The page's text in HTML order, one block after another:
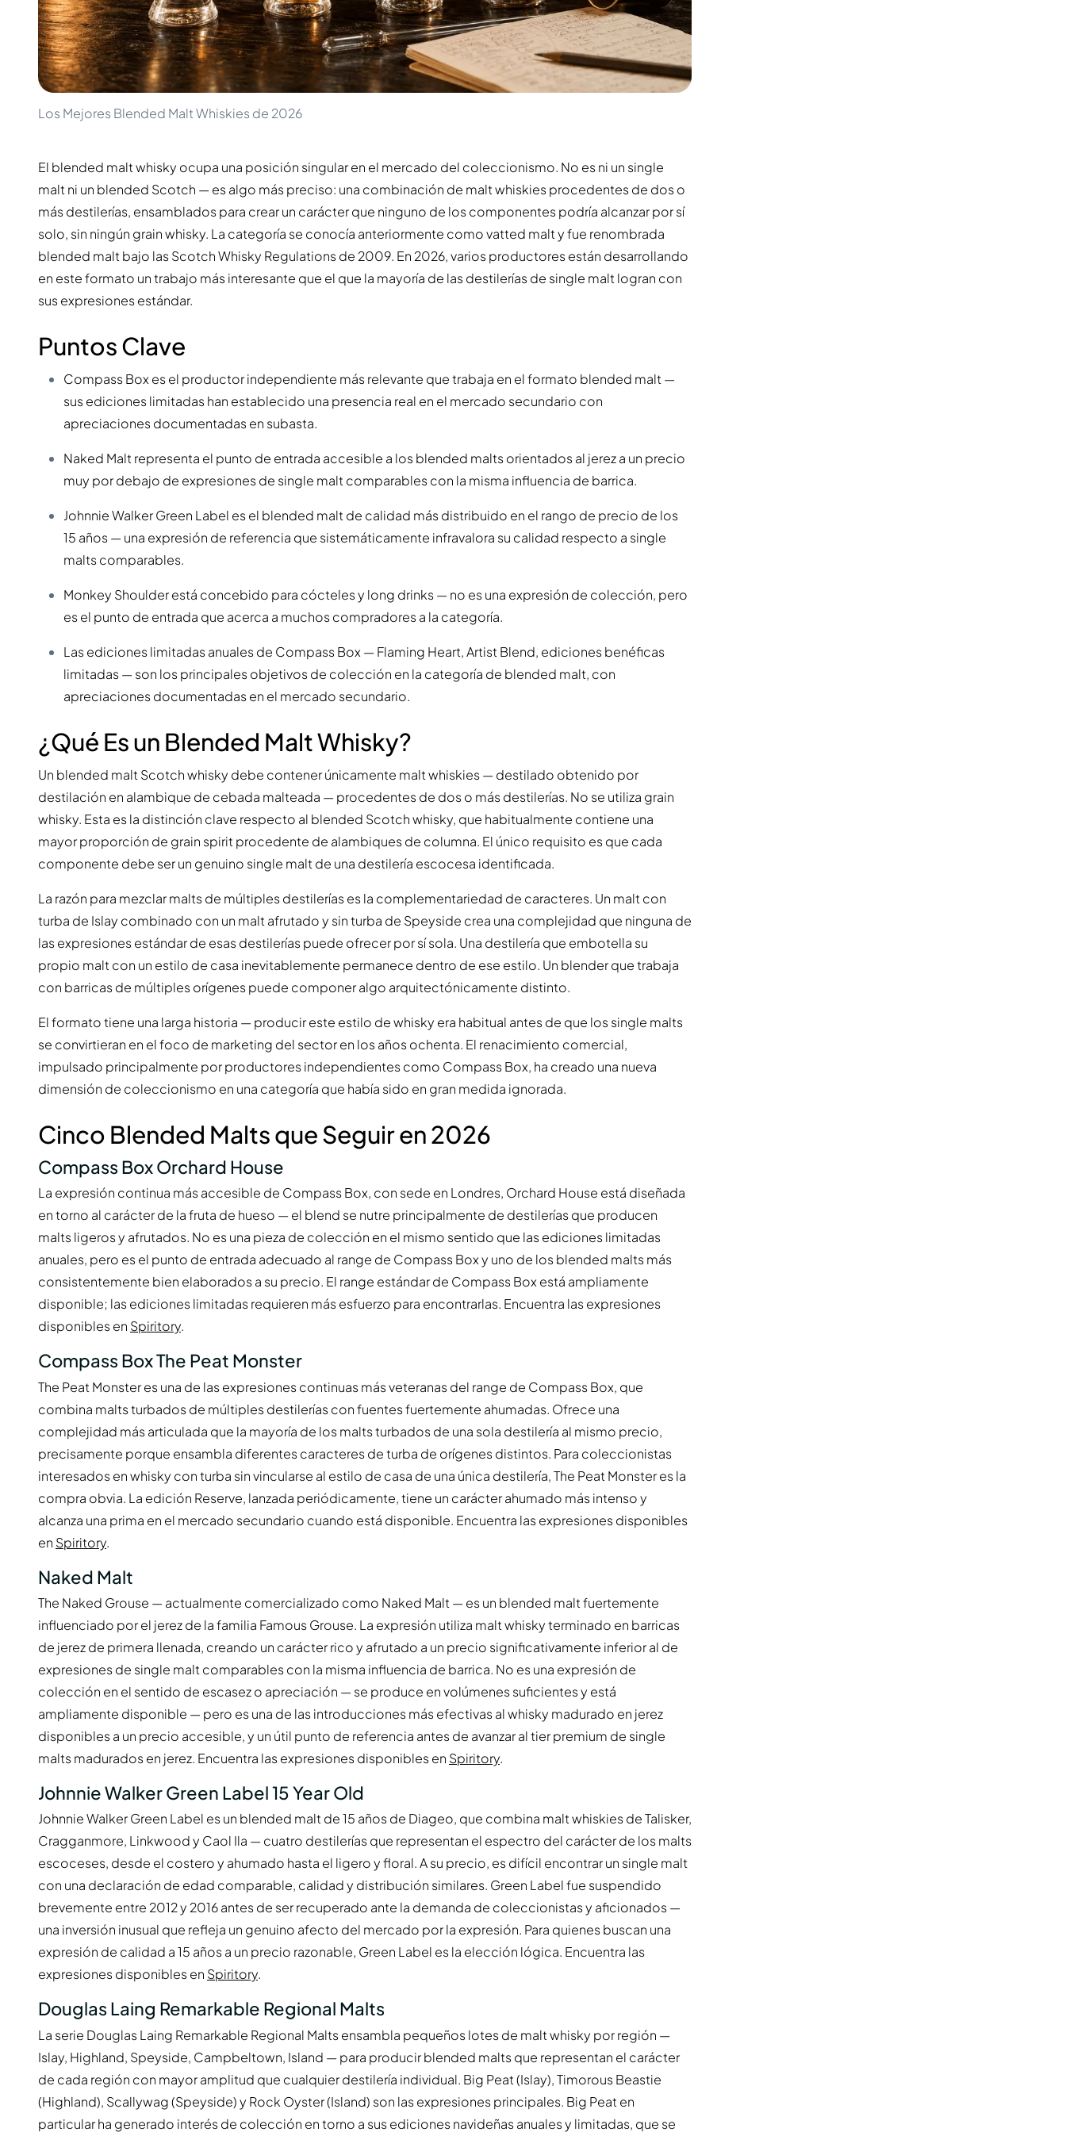
200-500€
Próximos Lanzamientos
Colecciones
Favoritos de Clientes
Raro y Coleccionable
Whisky Ahumado
Whisky Dulce
Diplomatico
Don Julio
Gin Mare
Mangabeiras
Hennessy
Martell
Ron Zacapa
Los Mejores Blended Malt Whiskies de 2026
El blended malt whisky ocupa una posición singular en el mercado del coleccionismo. No es ni un single
malt ni un blended Scotch — es algo más preciso: una combinación de malt whiskies procedentes de dos o
más destilerías, ensamblados para crear un carácter que ninguno de los componentes podría alcanzar por sí
solo, sin ningún grain whisky. La categoría se conocía anteriormente como vatted malt y fue renombrada
blended malt bajo las Scotch Whisky Regulations de 2009. En 2026, varios productores están desarrollando
en este formato un trabajo más interesante que el que la mayoría de las destilerías de single malt logran con
sus expresiones estándar.
Puntos Clave
Compass Box es el productor independiente más relevante que trabaja en el formato blended malt —
sus ediciones limitadas han establecido una presencia real en el mercado secundario con
apreciaciones documentadas en subasta.
Naked Malt representa el punto de entrada accesible a los blended malts orientados al jerez a un precio
muy por debajo de expresiones de single malt comparables con la misma influencia de barrica.
Johnnie Walker Green Label es el blended malt de calidad más distribuido en el rango de precio de los
15 años — una expresión de referencia que sistemáticamente infravalora su calidad respecto a single
malts comparables.
Monkey Shoulder está concebido para cócteles y long drinks — no es una expresión de colección, pero
es el punto de entrada que acerca a muchos compradores a la categoría.
Las ediciones limitadas anuales de Compass Box — Flaming Heart, Artist Blend, ediciones benéficas
limitadas — son los principales objetivos de colección en la categoría de blended malt, con
apreciaciones documentadas en el mercado secundario.
¿Qué Es un Blended Malt Whisky?
Un blended malt Scotch whisky debe contener únicamente malt whiskies — destilado obtenido por
destilación en alambique de cebada malteada — procedentes de dos o más destilerías. No se utiliza grain
whisky. Esta es la distinción clave respecto al blended Scotch whisky, que habitualmente contiene una
mayor proporción de grain spirit procedente de alambiques de columna. El único requisito es que cada
componente debe ser un genuino single malt de una destilería escocesa identificada.
La razón para mezclar malts de múltiples destilerías es la complementariedad de caracteres. Un malt con
turba de Islay combinado con un malt afrutado y sin turba de Speyside crea una complejidad que ninguna de
las expresiones estándar de esas destilerías puede ofrecer por sí sola. Una destilería que embotella su
propio malt con un estilo de casa inevitablemente permanece dentro de ese estilo. Un blender que trabaja
con barricas de múltiples orígenes puede componer algo arquitectónicamente distinto.
El formato tiene una larga historia — producir este estilo de whisky era habitual antes de que los single malts
se convirtieran en el foco de marketing del sector en los años ochenta. El renacimiento comercial,
impulsado principalmente por productores independientes como Compass Box, ha creado una nueva
dimensión de coleccionismo en una categoría que había sido en gran medida ignorada.
Cinco Blended Malts que Seguir en 2026
Compass Box Orchard House
La expresión continua más accesible de Compass Box, con sede en Londres, Orchard House está diseñada
en torno al carácter de la fruta de hueso — el blend se nutre principalmente de destilerías que producen
malts ligeros y afrutados. No es una pieza de colección en el mismo sentido que las ediciones limitadas
anuales, pero es el punto de entrada adecuado al range de Compass Box y uno de los blended malts más
consistentemente bien elaborados a su precio. El range estándar de Compass Box está ampliamente
disponible; las ediciones limitadas requieren más esfuerzo para encontrarlas. Encuentra las expresiones
disponibles en Spiritory.
Compass Box The Peat Monster
The Peat Monster es una de las expresiones continuas más veteranas del range de Compass Box, que
combina malts turbados de múltiples destilerías con fuentes fuertemente ahumadas. Ofrece una
complejidad más articulada que la mayoría de los malts turbados de una sola destilería al mismo precio,
precisamente porque ensambla diferentes caracteres de turba de orígenes distintos. Para coleccionistas
interesados en whisky con turba sin vincularse al estilo de casa de una única destilería, The Peat Monster es la
compra obvia. La edición Reserve, lanzada periódicamente, tiene un carácter ahumado más intenso y
alcanza una prima en el mercado secundario cuando está disponible. Encuentra las expresiones disponibles
en Spiritory.
Naked Malt
The Naked Grouse — actualmente comercializado como Naked Malt — es un blended malt fuertemente
influenciado por el jerez de la familia Famous Grouse. La expresión utiliza malt whisky terminado en barricas
de jerez de primera llenada, creando un carácter rico y afrutado a un precio significativamente inferior al de
expresiones de single malt comparables con la misma influencia de barrica. No es una expresión de
colección en el sentido de escasez o apreciación — se produce en volúmenes suficientes y está
ampliamente disponible — pero es una de las introducciones más efectivas al whisky madurado en jerez
disponibles a un precio accesible, y un útil punto de referencia antes de avanzar al tier premium de single
malts madurados en jerez. Encuentra las expresiones disponibles en Spiritory.
Johnnie Walker Green Label 15 Year Old
Johnnie Walker Green Label es un blended malt de 15 años de Diageo, que combina malt whiskies de Talisker,
Cragganmore, Linkwood y Caol Ila — cuatro destilerías que representan el espectro del carácter de los malts
escoceses, desde el costero y ahumado hasta el ligero y floral. A su precio, es difícil encontrar un single malt
con una declaración de edad comparable, calidad y distribución similares. Green Label fue suspendido
brevemente entre 2012 y 2016 antes de ser recuperado ante la demanda de coleccionistas y aficionados —
una inversión inusual que refleja un genuino afecto del mercado por la expresión. Para quienes buscan una
expresión de calidad a 15 años a un precio razonable, Green Label es la elección lógica. Encuentra las
expresiones disponibles en Spiritory.
Douglas Laing Remarkable Regional Malts
La serie Douglas Laing Remarkable Regional Malts ensambla pequeños lotes de malt whisky por región —
Islay, Highland, Speyside, Campbeltown, Island — para producir blended malts que representan el carácter
de cada región con mayor amplitud que cualquier destilería individual. Big Peat (Islay), Timorous Beastie
(Highland), Scallywag (Speyside) y Rock Oyster (Island) son las expresiones principales. Big Peat en
particular ha generado interés de colección en torno a sus ediciones navideñas anuales y limitadas, que se